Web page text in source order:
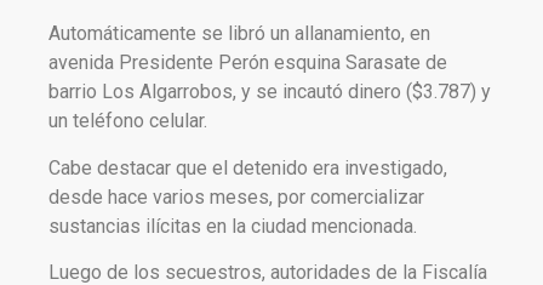
Automáticamente se libró un allanamiento, en
avenida Presidente Perón esquina Sarasate de
barrio Los Algarrobos, y se incautó dinero ($3.787) y
un teléfono celular.
Cabe destacar que el detenido era investigado,
desde hace varios meses, por comercializar
sustancias ilícitas en la ciudad mencionada.
Luego de los secuestros, autoridades de la Fiscalía